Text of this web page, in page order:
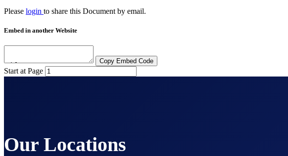
Please login to share this Document by email.
Embed in another Website
Copy Embed Code
Start at Page
Our Locations